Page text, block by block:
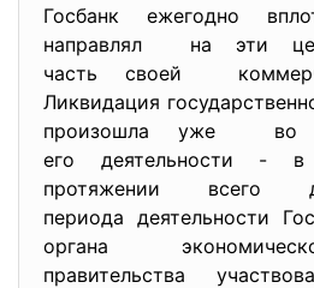
Госбанк ежегодно
направлял на эти
часть своей
Ликвидация
произошла уже во
его деятельности -
протяжении всего
периода деятельности
органа
правительства